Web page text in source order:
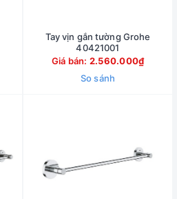
Tay vịn gắn tường Grohe
40421001
Giá bán: 2.560.000₫
So sánh